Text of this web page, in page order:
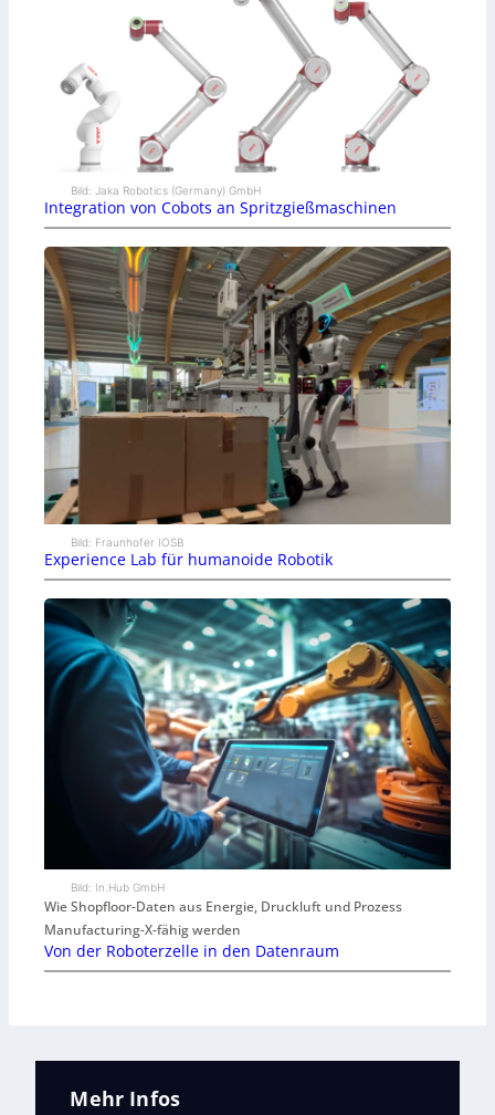
Bild: Jaka Robotics (Germany) GmbH
Integration von Cobots an Spritzgießmaschinen
Bild: Fraunhofer IOSB
Experience Lab für humanoide Robotik
Bild: In.Hub GmbH
Wie Shopfloor-Daten aus Energie, Druckluft und Prozess
Manufacturing-X-fähig werden
Von der Roboterzelle in den Datenraum
Mehr Infos